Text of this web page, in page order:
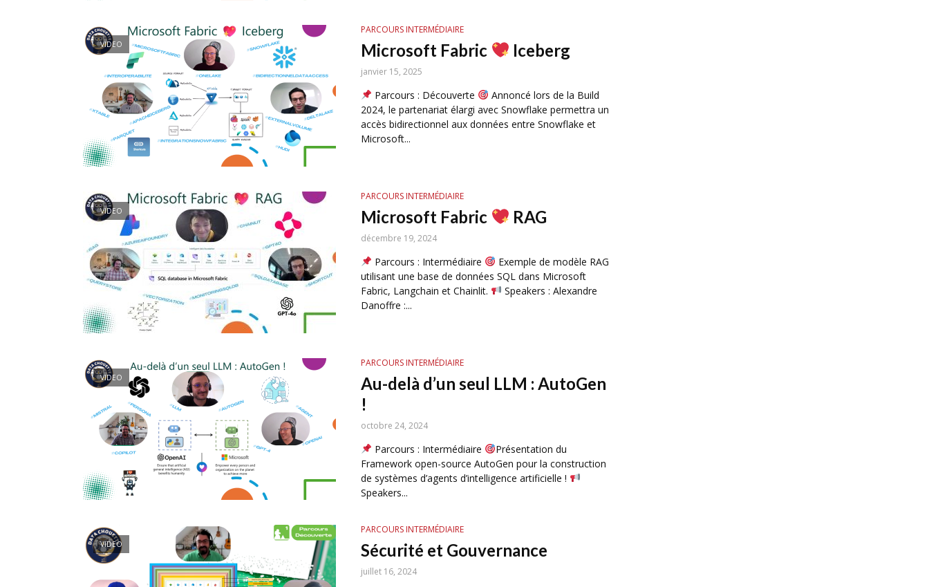
VIDEO
PARCOURS INTERMÉDIAIRE
Microsoft Fabric Iceberg
janvier 15, 2025
Parcours : Découverte
Annoncé lors de la Build
2024, le partenariat élargi avec Snowflake permettra un
accès bidirectionnel aux données entre Snowflake et
Microsoft...
VIDEO
PARCOURS INTERMÉDIAIRE
Microsoft Fabric RAG
décembre 19, 2024
Parcours : Intermédiaire
Exemple de modèle RAG
utilisant une base de données SQL dans Microsoft
Fabric, Langchain et Chainlit.
Speakers : Alexandre
Danoffre :...
VIDEO
PARCOURS INTERMÉDIAIRE
Au-delà d’un seul LLM : AutoGen
!
octobre 24, 2024
Parcours : Intermédiaire
Présentation du
Framework open-source AutoGen pour la construction
de systèmes d’agents d’intelligence artificielle !
Speakers...
VIDEO
PARCOURS INTERMÉDIAIRE
Sécurité et Gouvernance
juillet 16, 2024